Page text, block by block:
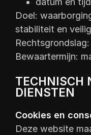
Doel:
stabiliteit en
Bewaartermijn:
TECHNISCH
DIENSTEN
Cookies en
Deze website